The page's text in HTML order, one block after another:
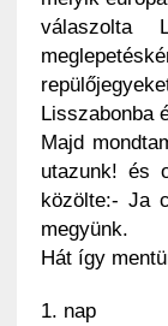
válaszolta
Lisszabonba
Majd
utazunk! és
közölte:- Ja
megyünk.
Hát így
1. nap